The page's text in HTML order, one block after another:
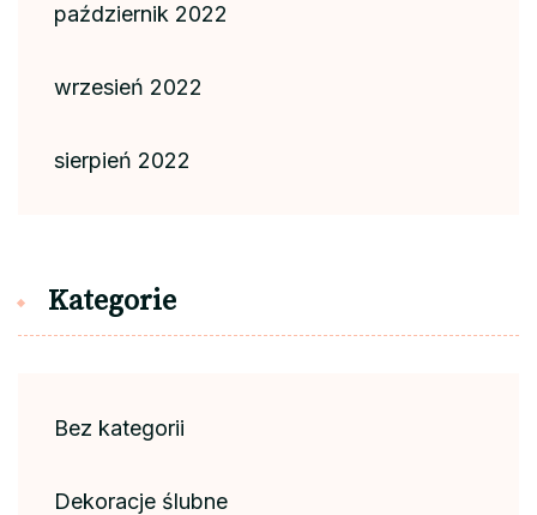
październik 2022
wrzesień 2022
sierpień 2022
Kategorie
Bez kategorii
Dekoracje ślubne